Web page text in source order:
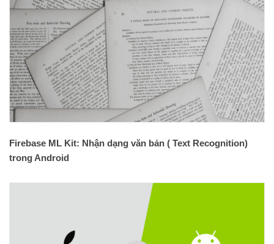
Firebase ML Kit: Nhận dạng văn bản ( Text Recognition)
trong Android